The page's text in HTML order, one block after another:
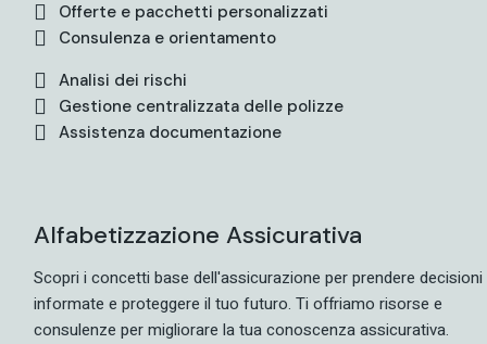
Offerte e pacchetti personalizzati
Consulenza e orientamento
Analisi dei rischi
Gestione centralizzata delle polizze
Assistenza documentazione
Alfabetizzazione Assicurativa
Scopri i concetti base dell'assicurazione per prendere decisioni
informate e proteggere il tuo futuro. Ti offriamo risorse e
consulenze per migliorare la tua conoscenza assicurativa.